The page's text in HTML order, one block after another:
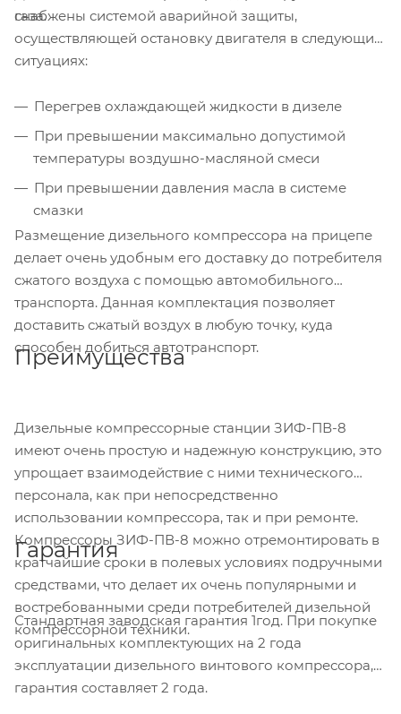
газа.
снабжены системой аварийной защиты,
осуществляющей остановку двигателя в следующих
ситуациях:
Перегрев охлаждающей жидкости в дизеле
При превышении максимально допустимой
температуры воздушно-масляной смеси
При превышении давления масла в системе
смазки
Размещение дизельного компрессора на прицепе
делает очень удобным его доставку до потребителя
сжатого воздуха с помощью автомобильного
транспорта. Данная комплектация позволяет
доставить сжатый воздух в любую точку, куда
способен добиться автотранспорт.
Преимущества
Дизельные компрессорные станции ЗИФ-ПВ-8
имеют очень простую и надежную конструкцию, это
упрощает взаимодействие с ними технического
персонала, как при непосредственно
использовании компрессора, так и при ремонте.
Компрессоры ЗИФ-ПВ-8 можно отремонтировать в
кратчайшие сроки в полевых условиях подручными
средствами, что делает их очень популярными и
востребованными среди потребителей дизельной
компрессорной техники.
Гарантия
Стандартная заводская гарантия 1год. При покупке
оригинальных комплектующих на 2 года
эксплуатации дизельного винтового компрессора,
гарантия составляет 2 года.